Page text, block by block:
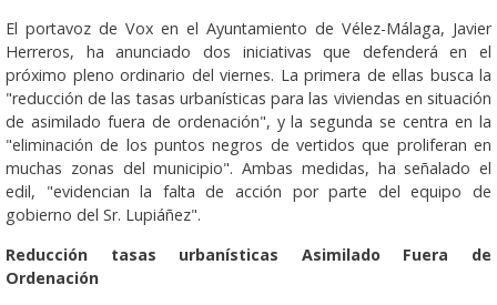
El portavoz de Vox en el Ayuntamiento de Vélez-Málaga, Javier
Herreros, ha anunciado dos iniciativas que defenderá en el
próximo pleno ordinario del viernes. La primera de ellas busca la
"reducción de las tasas urbanísticas para las viviendas en situación
de asimilado fuera de ordenación", y la segunda se centra en la
"eliminación de los puntos negros de vertidos que proliferan en
muchas zonas del municipio". Ambas medidas, ha señalado el
edil, "evidencian la falta de acción por parte del equipo de
gobierno del Sr. Lupiáñez".
Reducción tasas urbanísticas Asimilado Fuera de
Ordenación